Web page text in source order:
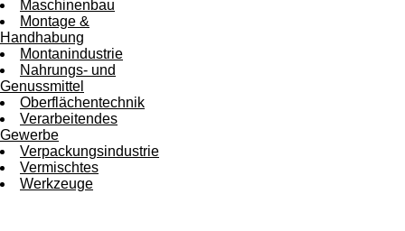
Maschinenbau
Montage &
Handhabung
Montanindustrie
Nahrungs- und
Genussmittel
Oberflächentechnik
Verarbeitendes
Gewerbe
Verpackungsindustrie
Vermischtes
Werkzeuge